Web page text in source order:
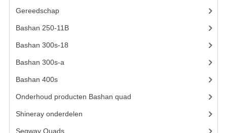
SHINERAY 250 STXE
Gereedschap(15)
Bashan 250-11B(385)
Bashan 300s-18
Bashan 300s-a
Bashan 400s(5)
Onderhoud producten Bashan quad
Shineray onderdelen
Segway Quads(6)